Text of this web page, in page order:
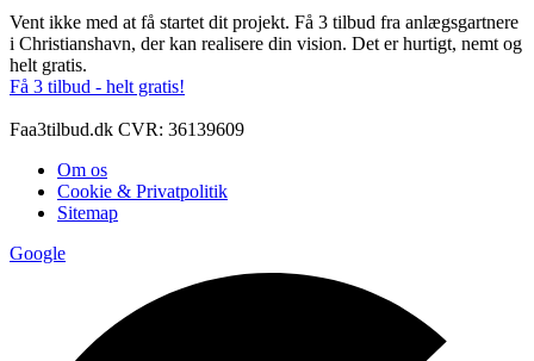
Vent ikke med at få startet dit projekt. Få 3 tilbud fra anlægsgartnere
i Christianshavn, der kan realisere din vision. Det er hurtigt, nemt og
helt gratis.
Få 3 tilbud - helt gratis!
Faa3tilbud.dk CVR: 36139609
Om os
Cookie & Privatpolitik
Sitemap
Google